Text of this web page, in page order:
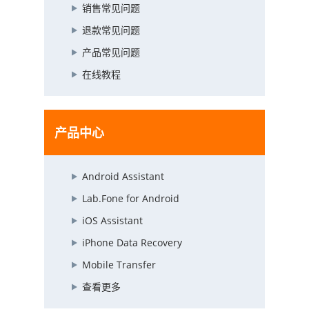
销售常见问题
退款常见问题
产品常见问题
在线教程
产品中心
Android Assistant
Lab.Fone for Android
iOS Assistant
iPhone Data Recovery
Mobile Transfer
查看更多